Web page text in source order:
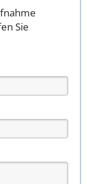
Sie